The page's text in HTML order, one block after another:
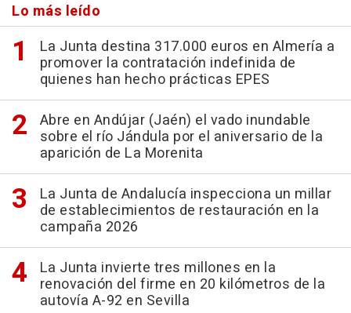
Lo más leído
La Junta destina 317.000 euros en Almería a
promover la contratación indefinida de
quienes han hecho prácticas EPES
Abre en Andújar (Jaén) el vado inundable
sobre el río Jándula por el aniversario de la
aparición de La Morenita
La Junta de Andalucía inspecciona un millar
de establecimientos de restauración en la
campaña 2026
La Junta invierte tres millones en la
renovación del firme en 20 kilómetros de la
autovía A-92 en Sevilla